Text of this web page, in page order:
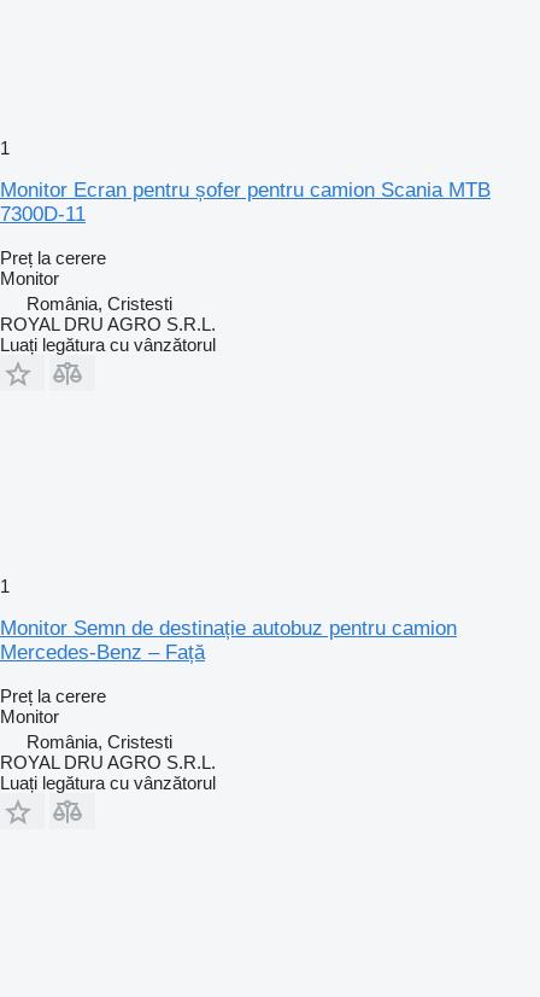
1
Monitor Ecran pentru șofer pentru camion Scania MTB
7300D-11
Preț la cerere
Monitor
România, Cristesti
ROYAL DRU AGRO S.R.L.
Luați legătura cu vânzătorul
1
Monitor Semn de destinație autobuz pentru camion
Mercedes-Benz – Față
Preț la cerere
Monitor
România, Cristesti
ROYAL DRU AGRO S.R.L.
Luați legătura cu vânzătorul